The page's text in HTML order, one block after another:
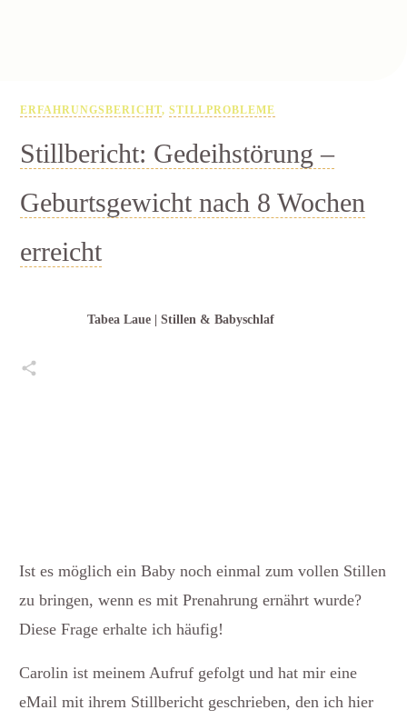
ERFAHRUNGSBERICHT, STILLPROBLEME
Stillbericht: Gedeihstörung –
Geburtsgewicht nach 8 Wochen
erreicht
Tabea Laue | Stillen & Babyschlaf
Ist es möglich ein Baby noch einmal zum vollen Stillen
zu bringen, wenn es mit Prenahrung ernährt wurde?
Diese Frage erhalte ich häufig!
Carolin ist meinem Aufruf gefolgt und hat mir eine
eMail mit ihrem Stillbericht geschrieben, den ich hier